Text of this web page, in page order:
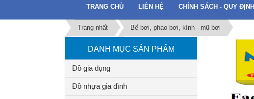
TRANG CHỦ LIÊN HỆ CHÍNH SÁCH - QUY ĐỊNH
Trang nhất Bể bơi, phao bơi, kính - mũ bơi
DANH MỤC SẢN PHẨM
Đồ gia dụng
Đồ nhựa gia đình